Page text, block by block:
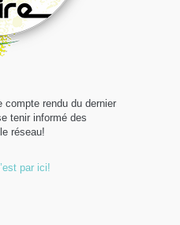
compte rendu du dernier
tenir informé des
réseau!
par ici!